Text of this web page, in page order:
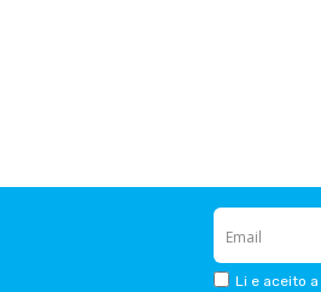
Li e aceito a